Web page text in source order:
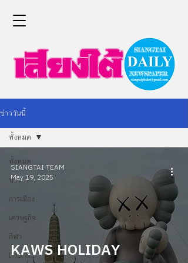
ข่าววันนี้
ทั้งหมด
ข่าว
การเมือง
เศรษฐกิจ
กีฬา
Life &
ทั้งหมด
KAWS HOLIDAY
SIANGTAI TEAM
May 19, 2025